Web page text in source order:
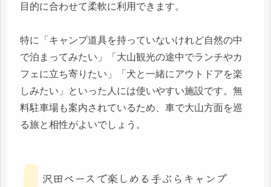
目的に合わせて柔軟に利用できます。
特に「キャンプ道具を持っていないけれど自然の中
で泊まってみたい」「大山観光の途中でランチやカ
フェに立ち寄りたい」「犬と一緒にアウトドアを楽
しみたい」といった人には使いやすい施設です。無
料駐車場も案内されているため、車で大山方面を巡
る旅と相性がよいでしょう。
沢田ベースで楽しめる手ぶらキャンプ